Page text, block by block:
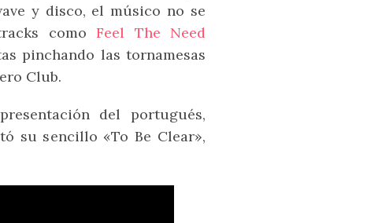
y disco, el músico no se
comoFeel The Need
pinchando las tornamesas
Club.
del portugués,
su sencillo «To Be Clear»,